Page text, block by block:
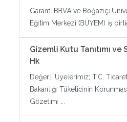
Garanti BBVA ve Boğaziçi
Eğitim Merkezi (BÜYEM) iş
Gizemli Kutu Tanıtımı ve
Hk
Değerli Üyelerimiz; T.C. Ticaret
Bakanlığı Tüketicinin
Gözetimi ...